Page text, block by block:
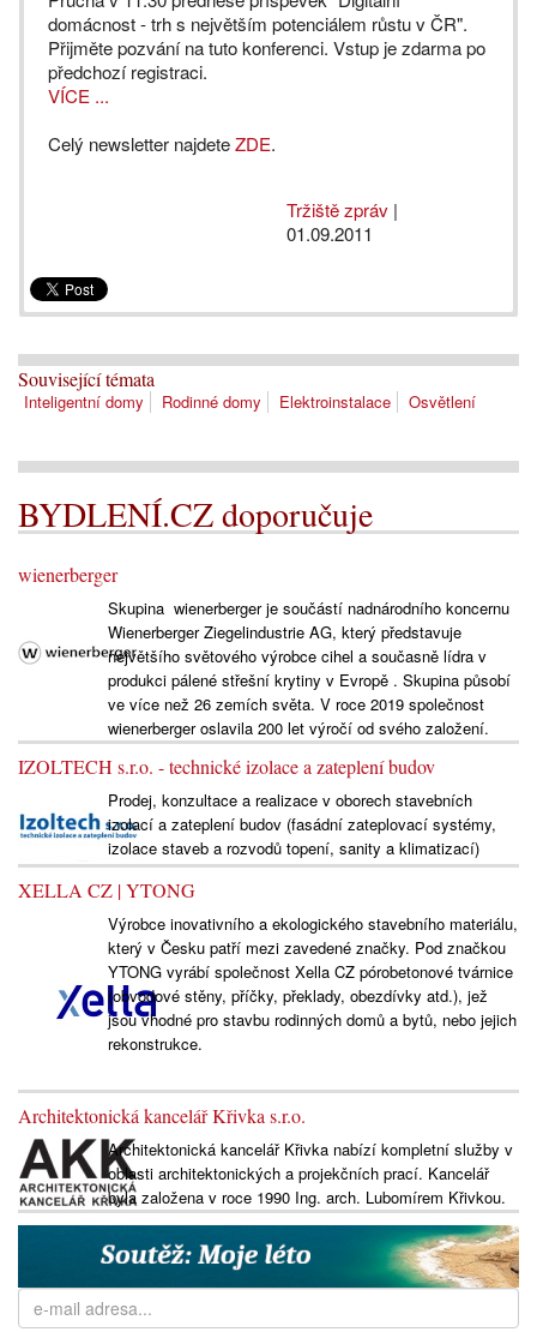
domácnost - trh s největším potenciálem růstu v ČR".
Přijměte pozvání na tuto konferenci. Vstup je zdarma po
předchozí registraci.
VÍCE ...
Celý newsletter najdeteZDE.
Tržiště zpráv |
01.09.2011
Související témata
Inteligentní domy Rodinné domy Elektroinstalace Osvětlení
BYDLENÍ.CZ doporučuje
wienerberger
Skupina wienerberger je součástí nadnárodního koncernu
Wienerberger Ziegelindustrie AG, který představuje
největšího světového výrobce cihel a současně lídra v
produkci pálené střešní krytiny v Evropě . Skupina působí
ve více než 26 zemích světa. V roce 2019 společnost
wienerberger oslavila 200 let výročí od svého založení.
IZOLTECH s.r.o. - technické izolace a zateplení budov
Prodej, konzultace a realizace v oborech stavebních
izolací a zateplení budov (fasádní zateplovací systémy,
izolace staveb a rozvodů topení, sanity a klimatizací)
XELLA CZ | YTONG
Výrobce inovativního a ekologického stavebního materiálu,
který v Česku patří mezi zavedené značky. Pod značkou
YTONG vyrábí společnost Xella CZ pórobetonové tvárnice
(obvodové stěny, příčky, překlady, obezdívky atd.), jež
jsou vhodné pro stavbu rodinných domů a bytů, nebo jejich
rekonstrukce.
Architektonická kancelář Křivka s.r.o.
Architektonická kancelář Křivka nabízí kompletní služby v
oblasti architektonických a projekčních prací. Kancelář
byla založena v roce 1990 Ing. arch. Lubomírem Křivkou.